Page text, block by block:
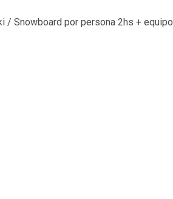
/ Snowboard por persona 2hs + equipo